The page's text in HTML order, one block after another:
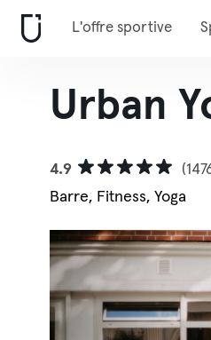
L'offre sportive
Urban
4.9
Barre, Fitness, Yoga